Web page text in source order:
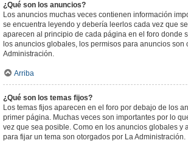
¿Qué son los anuncios?
Los anuncios muchas veces contienen información
se encuentra leyendo y debería leerlos cada vez que
aparecen al principio de cada página en el foro donde
los anuncios globales, los permisos para anuncios son
Administración.
Arriba
¿Qué son los temas fijos?
Los temas fijos aparecen en el foro por debajo de los
primer página. Muchas veces son importantes por lo
vez que sea posible. Como en los anuncios globales y
para fijar un tema son otorgados por La Administración.